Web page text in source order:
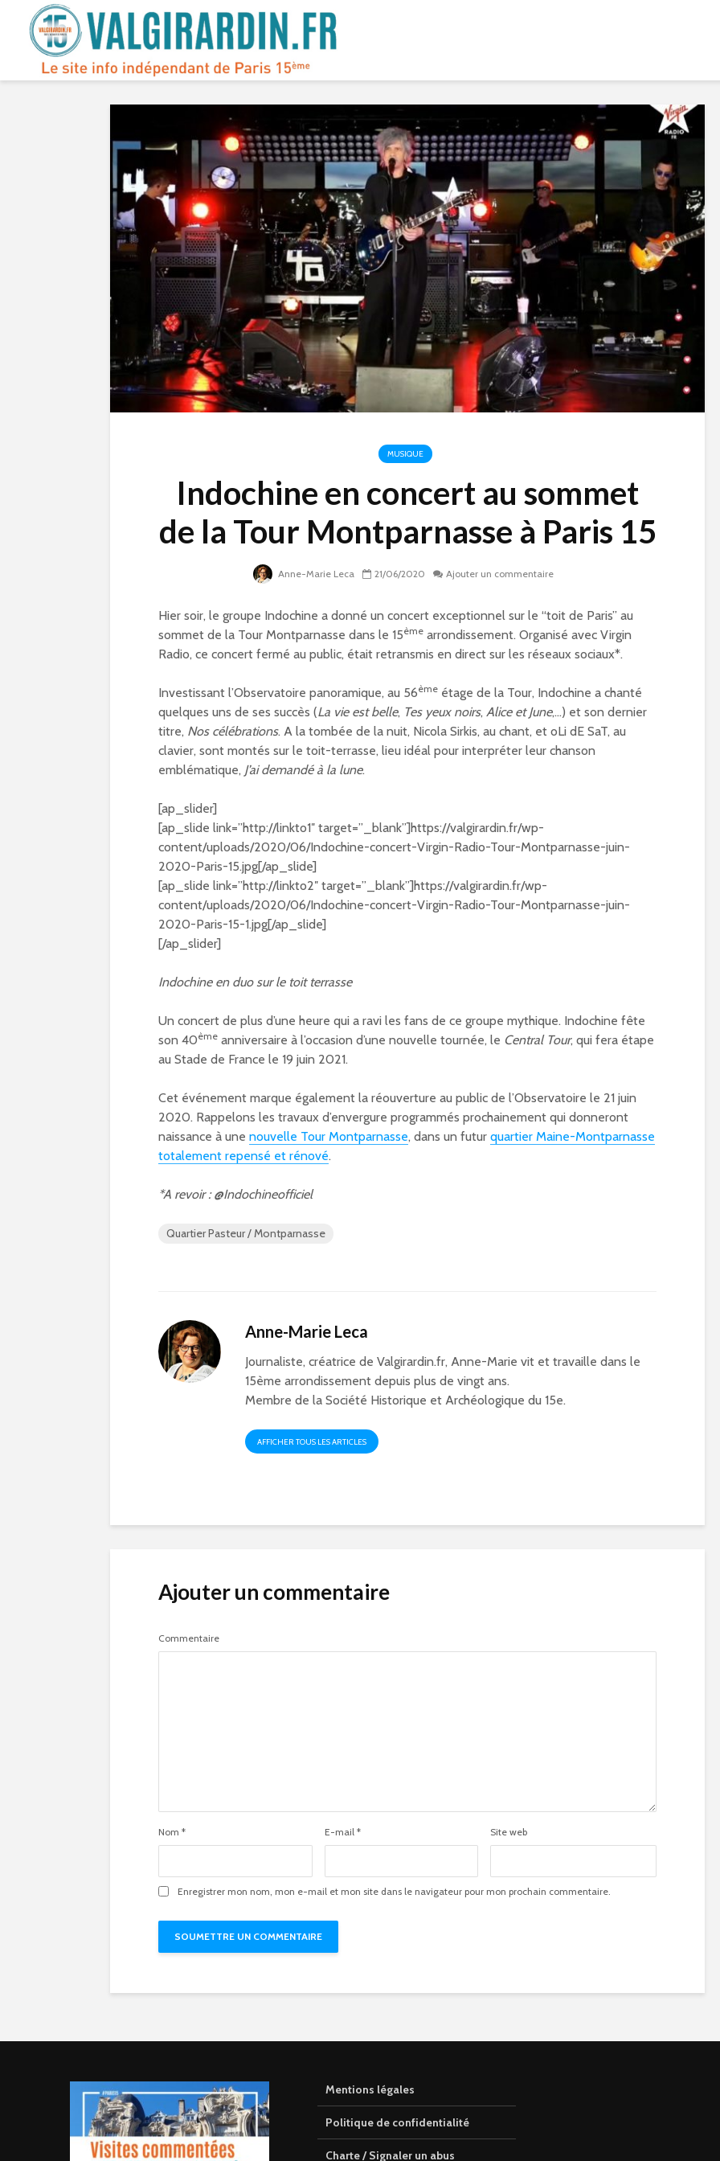
MUSIQUE
Indochine en concert au sommet
de la Tour Montparnasse à Paris 15
Anne-Marie Leca 21/06/2020 Ajouter un commentaire
Hier soir, le groupe Indochine a donné un concert exceptionnel sur le “toit de Paris” au
sommet de la Tour Montparnasse dans le 15ème arrondissement. Organisé avec Virgin
Radio, ce concert fermé au public, était retransmis en direct sur les réseaux sociaux*.
Investissant l’Observatoire panoramique, au 56ème étage de la Tour, Indochine a chanté
quelques uns de ses succès (La vie est belle, Tes yeux noirs, Alice et June,…) et son dernier
titre, Nos célébrations. A la tombée de la nuit, Nicola Sirkis, au chant, et oLi dE SaT, au
clavier, sont montés sur le toit-terrasse, lieu idéal pour interpréter leur chanson
emblématique, J’ai demandé à la lune.
[ap_slider]
[ap_slide link=”http://linkto1″ target=”_blank”]https://valgirardin.fr/wp-
content/uploads/2020/06/Indochine-concert-Virgin-Radio-Tour-Montparnasse-juin-
2020-Paris-15.jpg[/ap_slide]
[ap_slide link=”http://linkto2″ target=”_blank”]https://valgirardin.fr/wp-
content/uploads/2020/06/Indochine-concert-Virgin-Radio-Tour-Montparnasse-juin-
2020-Paris-15-1.jpg[/ap_slide]
[/ap_slider]
Indochine en duo sur le toit terrasse
Un concert de plus d’une heure qui a ravi les fans de ce groupe mythique. Indochine fête
son 40ème anniversaire à l’occasion d’une nouvelle tournée, le Central Tour, qui fera étape
au Stade de France le 19 juin 2021.
Cet événement marque également la réouverture au public de l’Observatoire le 21 juin
2020. Rappelons les travaux d’envergure programmés prochainement qui donneront
naissance à une nouvelle Tour Montparnasse, dans un futur quartier Maine-Montparnasse
totalement repensé et rénové.
*A revoir : @Indochineofficiel
Quartier Pasteur / Montparnasse
Anne-Marie Leca
Journaliste, créatrice de Valgirardin.fr, Anne-Marie vit et travaille dans le
15ème arrondissement depuis plus de vingt ans.
Membre de la Société Historique et Archéologique du 15e.
AFFICHER TOUS LES ARTICLES
Ajouter un commentaire
Commentaire
Nom * E-mail * Site web
Enregistrer mon nom, mon e-mail et mon site dans le navigateur pour mon prochain commentaire.
Compétitions, flamme
olympique… les Jeux
Olympiques et
Paralympiques à Paris
15
11/10/2023
pour Paris 15 au
Budget participatif
2023
10/10/2023
Les meilleurs pains
bio d’Ile-de-France
dans le 15e
Qu’est-ce qu’on fait
pendant les vacances
d’été à Paris 15ème ?
01/04/2019
Paris 15 à
Jeux
Mentions légales
Politique de confidentialité
Charte / Signaler un abus